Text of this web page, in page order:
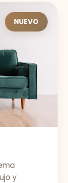
NUEVO
y